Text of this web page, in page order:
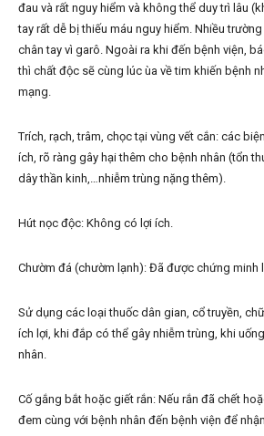
đau và rất nguy hiểm và không thể duy trì lâu
tay rất dễ bị thiếu máu nguy hiểm. Nhiều
chân tay vì garô. Ngoài ra khi đến bệnh viện,
thì chất độc sẽ cùng lúc ùa về tim khiến bệnh
mạng.
Trích, rạch, trâm, chọc tại vùng vết cắn: các
ích, rõ ràng gây hại thêm cho bệnh nhân (tổn
dây thần kinh,…nhiễm trùng nặng thêm).
Hút nọc độc: Không có lợi ích.
Chườm đá (chườm lạnh): Đã được chứng minh
Sử dụng các loại thuốc dân gian, cổ truyền,
ích lợi, khi đắp có thể gây nhiễm trùng, khi
nhân.
Cố gắng bắt hoặc giết rắn: Nếu rắn đã chết
đem cùng với bệnh nhân đến bệnh viện để